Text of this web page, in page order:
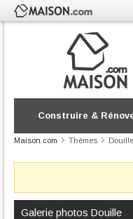
Construire &
Maison.com Thèmes Douille
Galerie photos Douille